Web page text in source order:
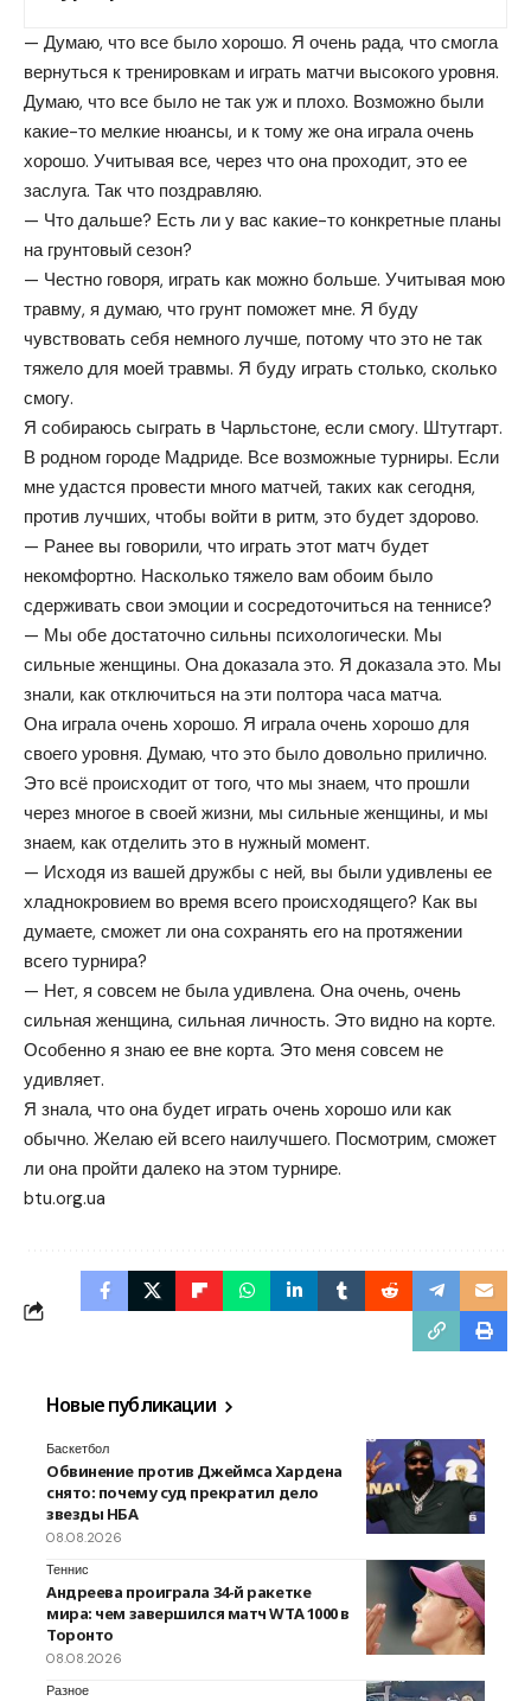
— Думаю, что все было хорошо. Я очень рада, что смогла
вернуться к тренировкам и играть матчи высокого уровня.
Думаю, что все было не так уж и плохо. Возможно были
какие-то мелкие нюансы, и к тому же она играла очень
хорошо. Учитывая все, через что она проходит, это ее
заслуга. Так что поздравляю.
— Что дальше? Есть ли у вас какие-то конкретные планы
на грунтовый сезон?
— Честно говоря, играть как можно больше. Учитывая мою
травму, я думаю, что грунт поможет мне. Я буду
чувствовать себя немного лучше, потому что это не так
тяжело для моей травмы. Я буду играть столько, сколько
смогу.
Я собираюсь сыграть в Чарльстоне, если смогу. Штутгарт.
В родном городе Мадриде. Все возможные турниры. Если
мне удастся провести много матчей, таких как сегодня,
против лучших, чтобы войти в ритм, это будет здорово.
— Ранее вы говорили, что играть этот матч будет
некомфортно. Насколько тяжело вам обоим было
сдерживать свои эмоции и сосредоточиться на теннисе?
— Мы обе достаточно сильны психологически. Мы
сильные женщины. Она доказала это. Я доказала это. Мы
знали, как отключиться на эти полтора часа матча.
Она играла очень хорошо. Я играла очень хорошо для
своего уровня. Думаю, что это было довольно прилично.
Это всё происходит от того, что мы знаем, что прошли
через многое в своей жизни, мы сильные женщины, и мы
знаем, как отделить это в нужный момент.
— Исходя из вашей дружбы с ней, вы были удивлены ее
хладнокровием во время всего происходящего? Как вы
думаете, сможет ли она сохранять его на протяжении
всего турнира?
— Нет, я совсем не была удивлена. Она очень, очень
сильная женщина, сильная личность. Это видно на корте.
Особенно я знаю ее вне корта. Это меня совсем не
удивляет.
Я знала, что она будет играть очень хорошо или как
обычно. Желаю ей всего наилучшего. Посмотрим, сможет
ли она пройти далеко на этом турнире.
btu.org.ua
Новые публикации
Баскетбол
Обвинение против Джеймса Хардена
снято: почему суд прекратил дело
звезды НБА
08.08.2026
Теннис
Андреева проиграла 34-й ракетке
мира: чем завершился матч WTA 1000 в
Торонто
08.08.2026
Разное